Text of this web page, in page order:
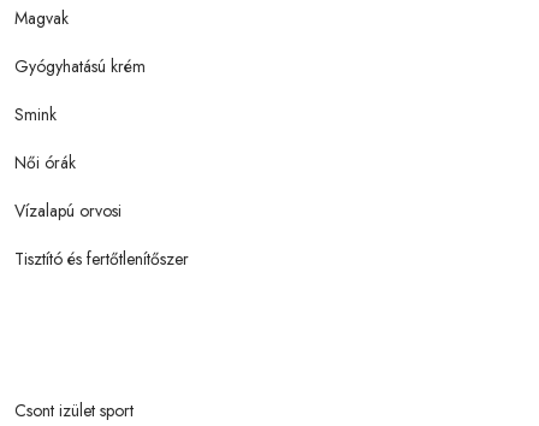
Magvak
Gyógyhatású krém
Smink
Női órák
Vízalapú orvosi
Tisztító és fertőtlenítőszer
Csont izület sport